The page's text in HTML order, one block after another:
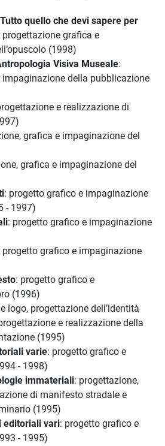
quello che devi sapere per
progettazione grafica e
(1998)
Visiva Museale:
impaginazione della pubblicazione
e realizzazione di
grafica e impaginazione del
grafica e impaginazione del
: progetto grafico e impaginazione
- 1997)
: progetto grafico e impaginazione
progetto grafico e impaginazione
: progetto grafico e
(1996)
logo, progettazione dell’identità
e realizzazione della
(1995)
varie: progetto grafico e
- 1998)
immateriali: progettazione,
di manifesto stradale e
(1995)
editoriali vari: progetto grafico e
- 1995)